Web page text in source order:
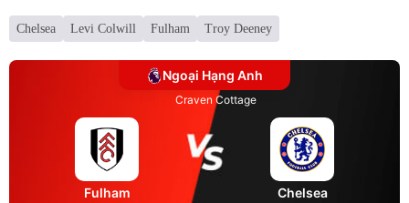
Chelsea Levi Colwill Fulham Troy Deeney
Ngoại Hạng Anh
Craven Cottage
Fulham Chelsea